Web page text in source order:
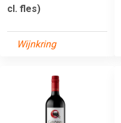
cl. fles)
Wijnkring